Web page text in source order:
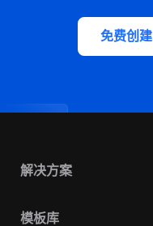
免费创建
解决方案
模板库